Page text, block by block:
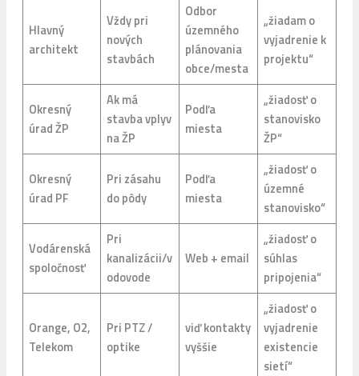
Hlavný
architekt
Vždy pri
nových
stavbách
Odbor
územného
plánovania
obce/mesta
„žiadam o
vyjadrenie k
projektu“
Okresný
úrad ŽP
Ak má
stavba vplyv
na ŽP
Podľa
miesta
„žiadosť o
stanovisko
ŽP“
Okresný
úrad PF
Pri zásahu
do pôdy
Podľa
miesta
„žiadosť o
územné
stanovisko“
Vodárenská
spoločnosť
Pri
kanalizácii/v
odovode
Web + email
„žiadosť o
súhlas
pripojenia“
Orange, O2,
Telekom
Pri PTZ /
optike
viď kontakty
vyššie
„žiadosť o
vyjadrenie
existencie
sietí“